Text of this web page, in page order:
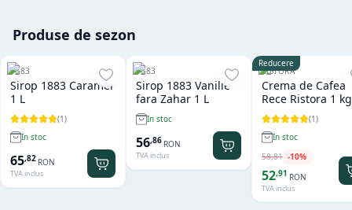
Produse de sezon
1883
Sirop 1883 Caramel
1 L
(1)
In stoc
65,82 RON
TVA inclus
1883
Sirop 1883 Vanilie
fara Zahar 1 L
In stoc
56,86 RON
TVA inclus
Reducere
RISTORA
Crema de Cafea
Rece Ristora 1 kg
(1)
In stoc
58,81 -10%
52,91 RON
TVA inclus